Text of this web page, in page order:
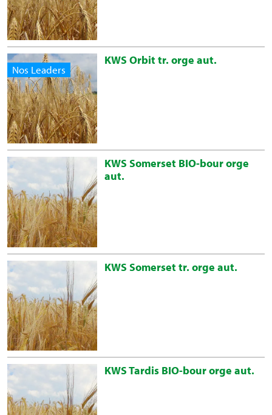
Nos Leaders
KWS Orbit tr. orge aut.
KWS Somerset BIO-bour orge
aut.
KWS Somerset tr. orge aut.
KWS Tardis BIO-bour orge aut.